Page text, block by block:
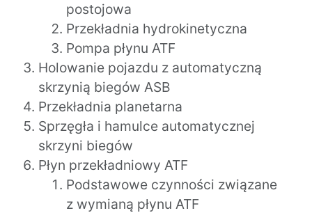
postojowa
Przekładnia hydrokinetyczna
Pompa płynu ATF
Holowanie pojazdu z automatyczną
skrzynią biegów ASB
Przekładnia planetarna
Sprzęgła i hamulce automatycznej
skrzyni biegów
Płyn przekładniowy ATF
Podstawowe czynności związane
z wymianą płynu ATF